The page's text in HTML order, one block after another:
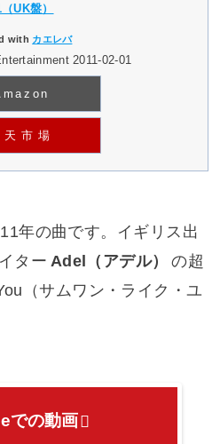
UK盤）
with カエレバ
2011-02-01
天市場
年の曲です。イギリス出
ター Adel（アデル）
の超
（サムワン・ライク・ユ
での動画